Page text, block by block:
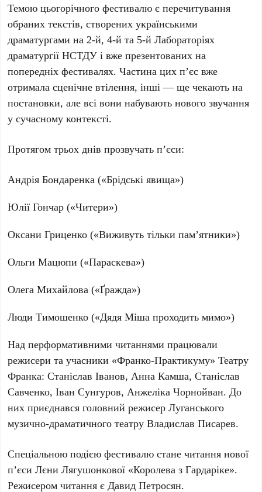
Темою цьогорічного фестивалю є перечитування
обраних текстів, створених українськими
драматургами на2-й, 4-й та 5-й Лабораторіях
драматургії НСТДУ і вже презентованих на
попередніх фестивалях. Частина цих п’єс вже
отримала сценічне втілення, інші — ще чекають на
постановки, але всі вони набувають нового звучання
у сучасному контексті.
Протягом трьох днів прозвучать п’єси:
Андрія Бондаренка («Брідські явища»)
Юлії Гончар («Читери»)
Оксани Гриценко («Виживуть тільки пам’ятники»)
Ольги Мацюпи («Параскева»)
Олега Михайлова («Ґражда»)
Люди Тимошенко («Дядя Міша проходить мимо»)
Над перформативними читаннями працювали
режисери та учасники «Франко-Практикуму» Театру
Франка:Станіслав Іванов, Анна Камша, Станіслав
Савченко, Іван Сунгуров, Анжеліка Чорнойван. До
них приєднався головний режисерЛуганського
музично-драматичного театру Владислав Писарев.
Спеціальною подією фестивалю стане читання нової
п’єсиЛєни Лягушонкової «Королева з Гардаріке».
Режисером читання єДавид Петросян.